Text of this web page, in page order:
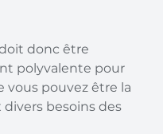
donc être
polyvalente pour
vous pouvez être la
divers besoins des